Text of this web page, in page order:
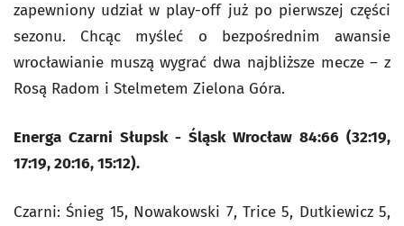
zapewniony udział w play-off już po pierwszej części
sezonu. Chcąc myśleć o bezpośrednim awansie
wrocławianie muszą wygrać dwa najbliższe mecze – z
Rosą Radom i Stelmetem Zielona Góra.
Energa Czarni Słupsk - Śląsk Wrocław 84:66 (32:19,
17:19, 20:16, 15:12).
Czarni: Śnieg 15, Nowakowski 7, Trice 5, Dutkiewicz 5,